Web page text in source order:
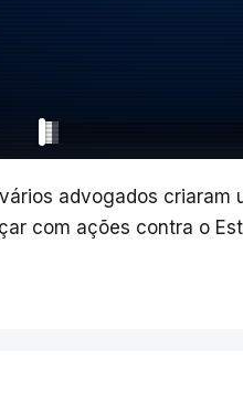
advogados criaram
com ações contra o